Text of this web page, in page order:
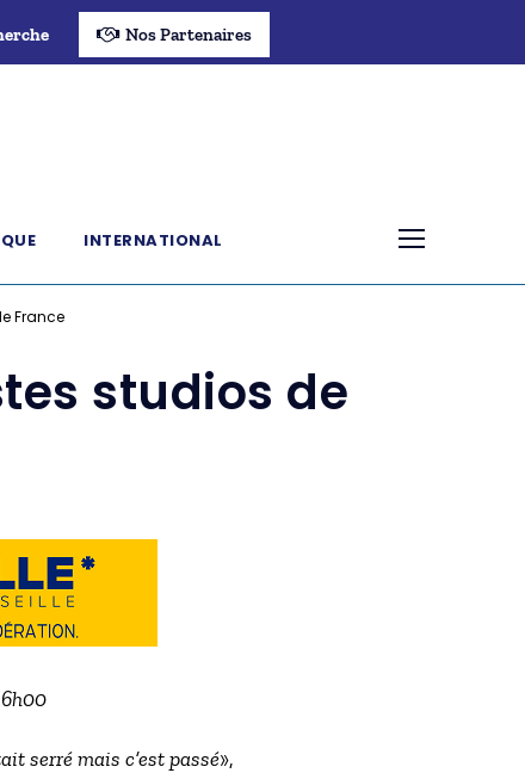
Nos Partenaires
INTERNATIONAL
France
studios de
serré mais c’est passé»,